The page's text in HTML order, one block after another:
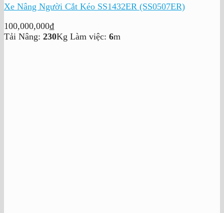
Xe Nâng Người Cắt Kéo SS1432ER (SS0507ER)
100,000,000₫
Tải Nâng: 230Kg Làm việc: 6m